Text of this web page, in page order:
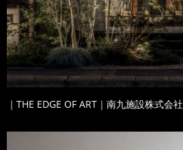
｜THE EDGE OF ART｜南九施設株式会社